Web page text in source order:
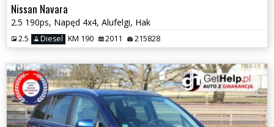
Nissan Navara
2.5 190ps, Napęd 4x4, Alufelgi, Hak
2.5 Diesel KM 190 2011 215828